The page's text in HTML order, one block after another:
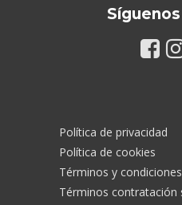
Síguenos
Política de privacidad
Política de cookies
Términos y
Términos contratación